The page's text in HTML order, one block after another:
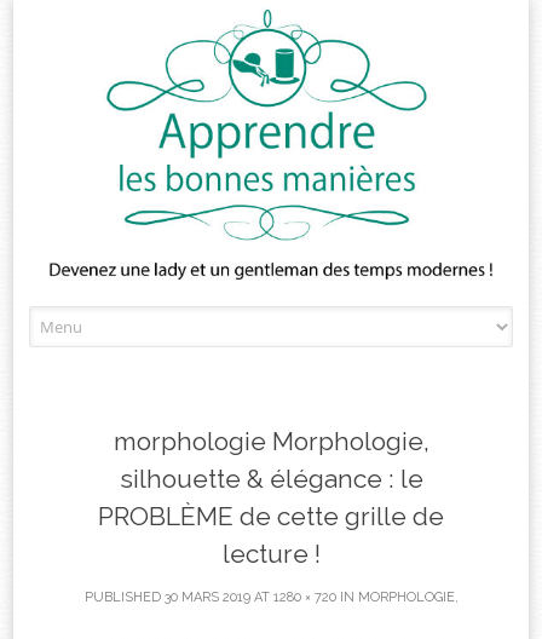
to
morphologie Morphologie,
silhouette & élégance : le
PROBLÈME de cette grille de
lecture !
PUBLISHED 30 MARS 2019AT 1280 × 720IN MORPHOLOGIE,